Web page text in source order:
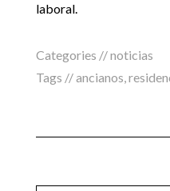
laboral.
Categories //noticias
Tags //ancianos,